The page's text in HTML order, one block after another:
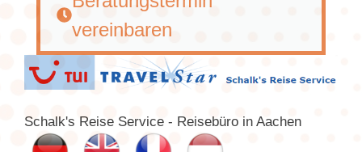
vereinbaren
Schalk's Reise Service - Reisebüro in Aachen